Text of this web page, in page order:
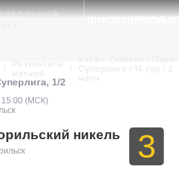
1/2
15:00 (МСК)
никель 3